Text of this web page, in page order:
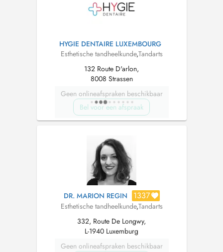
HYGIE DENTAIRE LUXEMBOURG
Esthetische tandheelkunde,Tandarts
132 Route D'arlon,
8008 Strassen
Geen onlineafspraken beschikbaar
Bel voor een afspraak
DR. MARION REGIN 1337
Esthetische tandheelkunde,Tandarts
332, Route De Longwy,
L-1940 Luxemburg
Geen onlineafspraken beschikbaar